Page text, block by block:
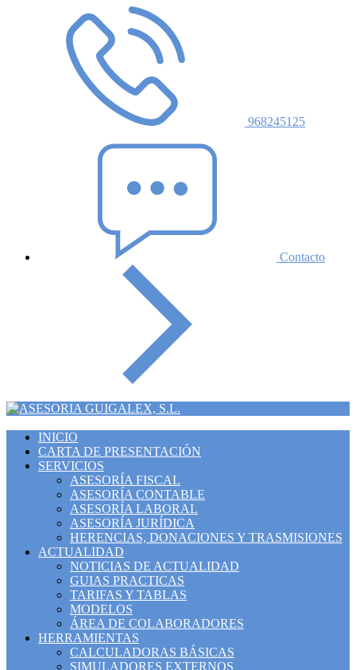
968245125
Contacto
INICIO
CARTA DE PRESENTACIÓN
SERVICIOS
ASESORÍA FISCAL
ASESORÍA CONTABLE
ASESORÍA LABORAL
ASESORÍA JURÍDICA
HERENCIAS, DONACIONES Y TRASMISIONES
ACTUALIDAD
NOTICIAS DE ACTUALIDAD
GUIAS PRACTICAS
TARIFAS Y TABLAS
MODELOS
ÁREA DE COLABORADORES
HERRAMIENTAS
CALCULADORAS BÁSICAS
SIMULADORES EXTERNOS